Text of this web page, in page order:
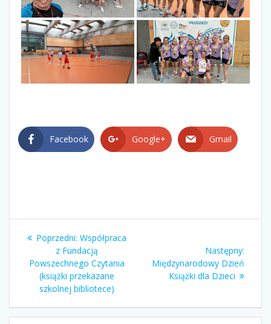
Facebook Google+ Gmail
Nawigacja
wpisu
Poprzedni: Poprzedni
wpis:
Współpraca
z Fundacją
Powszechnego Czytania
(książki przekazane
szkolnej bibliotece)
Następny:
Międzynarodowy Dzień
Książki dla Dzieci